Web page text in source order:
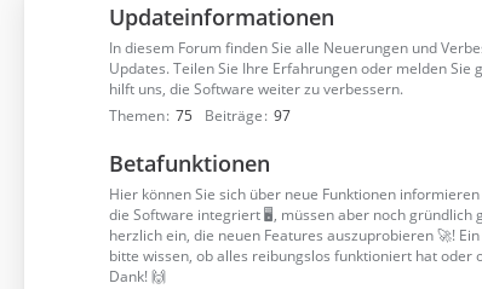
Updateinformationen
In diesem Forum finden Sie alle Neuerungen und
Updates. Teilen Sie Ihre Erfahrungen oder melden Sie
hilft uns, die Software weiter zu verbessern.
Themen 75 Beiträge 97
Betafunktionen
Hier können Sie sich über neue Funktionen
die Software integriert 🖥️, müssen aber noch gründlich
herzlich ein, die neuen Features auszuprobieren 🚀!
bitte wissen, ob alles reibungslos funktioniert hat oder
Dank! 🙌